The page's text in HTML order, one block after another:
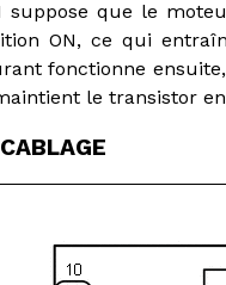
suppose que le
ON, ce qui
fonctionne
le transistor